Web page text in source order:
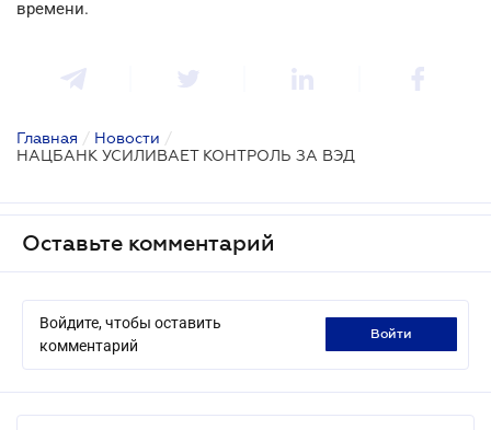
времени.
Главная / Новости /
НАЦБАНК УСИЛИВАЕТ КОНТРОЛЬ ЗА ВЭД
Оставьте комментарий
Войдите, чтобы оставить
комментарий
войти